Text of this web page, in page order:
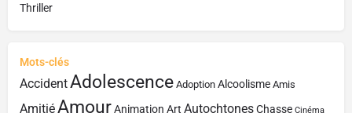
Thriller
Mots-clés
AccidentAdolescence Adoption Alcoolisme Amis
AmitiéAmourAnimation Art AutochtonesChasse Cinéma